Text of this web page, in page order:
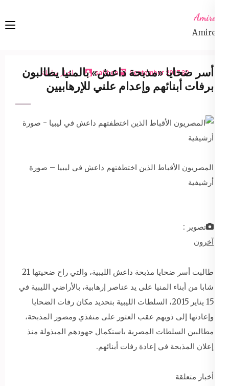
content
Enter)
Amireta
Amireta
30 September 2017
sabbeh اخبار شاملة
أسر ضحايا «مذبحة داعش» بالمنيا يطالبون
برفات أبنائهم وإعدام علني للإرهابيين
المصريون الأقباط الذين اختطفتهم داعش في ليبيا – صورة
أرشيفية
تصوير :
آخرون
طالبت أسر ضحايا مذبحة داعش الليبية، والتي راح ضحيتها 21
شابا من أبناء المنيا على يد عناصر إرهابية، بالأراضي الليبية في
15 يناير 2015، السلطات الليبية بتحديد مكان رفات الضحايا
وإعادتها إلى ذويهم عقب العثور على منفذي ومصور المذبحة،
مطالبين السلطات المصرية باستكمال جهودهم المبذولة منذ
إعلان المذبحة في إعادة رفات أبنائهم.
أخبار متعلقة